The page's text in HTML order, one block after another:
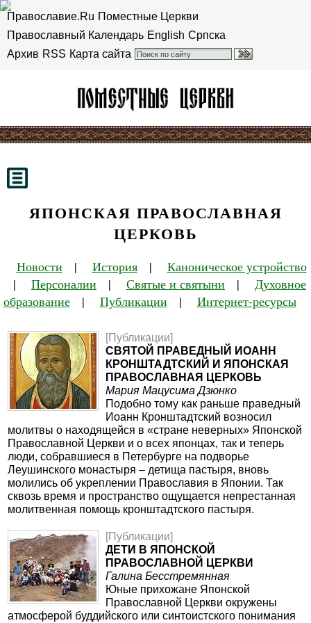
Православие.Ru Поместные Церкви
Православный Календарь English Српска
Архив RSS Карта сайта
ЯПОНСКАЯ ПРАВОСЛАВНАЯ
ЦЕРКОВЬ
Новости | История| Каноническое устройство
| Персоналии | Святые и святыни | Духовное
образование| Публикации | Интернет-ресурсы
[Публикации]
СВЯТОЙ ПРАВЕДНЫЙ ИОАНН
КРОНШТАДТСКИЙ И ЯПОНСКАЯ
ПРАВОСЛАВНАЯ ЦЕРКОВЬ
Мария Мацусима Дзюнко
Подобно тому как раньше праведный
Иоанн Кронштадтский возносил
молитвы о находящейся в «стране неверных» Японской
Православной Церкви и о всех японцах, так и теперь
люди, собравшиеся в Петербурге на подворье
Леушинского монастыря – детища пастыря, вновь
молились об укреплении Православия в Японии. Так
сквозь время и пространство ощущается непрестанная
молитвенная помощь кронштадтского пастыря.
[Публикации]
ДЕТИ В ЯПОНСКОЙ
ПРАВОСЛАВНОЙ ЦЕРКВИ
Галина Бесстремянная
Юные прихожане Японской
Православной Церкви окружены
атмосферой буддийского или синтоистского понимания